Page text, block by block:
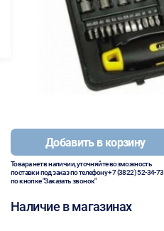
Добавить в корзину
Товара нет в наличии, уточняйте возможность
поставки под заказ по телефону+7 (3822) 52-34-73
по кнопке "Заказать звонок"
Наличие в магазинах